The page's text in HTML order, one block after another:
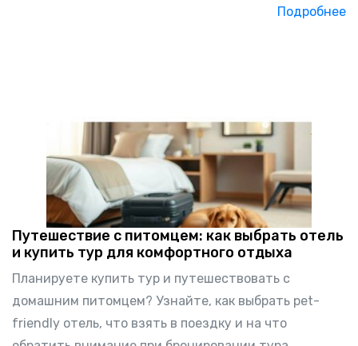
Подробнее
Путешествие с питомцем: как выбрать отель
и купить тур для комфортного отдыха
Планируете купить тур и путешествовать с
домашним питомцем? Узнайте, как выбрать pet-
friendly отель, что взять в поездку и на что